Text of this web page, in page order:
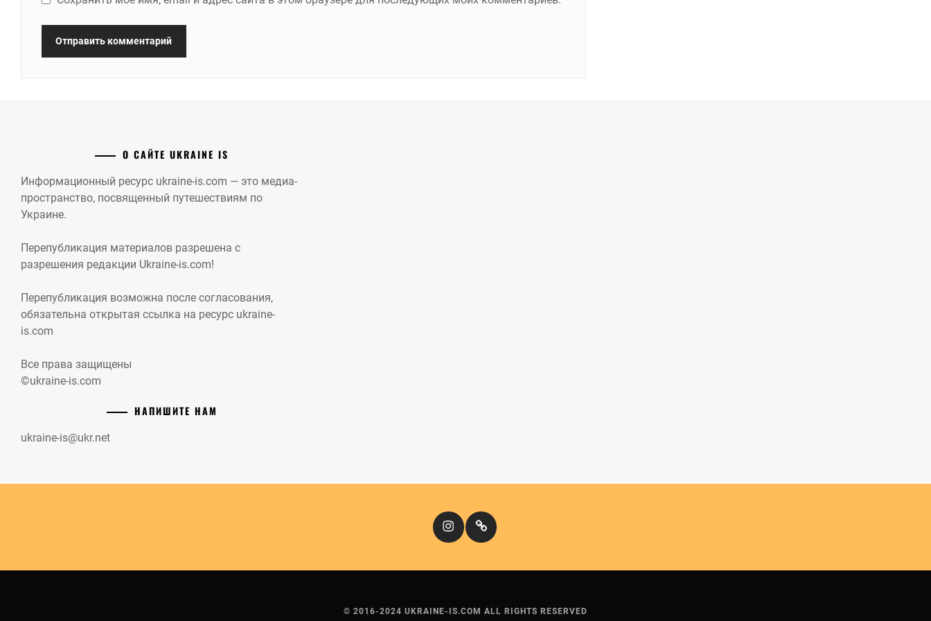
О САЙТЕ UKRAINE IS
Информационный ресурс ukraine-is.com — это медиа-
пространство, посвященный путешествиям по
Украине.
Перепубликация материалов разрешена с
разрешения редакции Ukraine-is.com!
Перепубликация возможна после согласования,
обязательна открытая ссылка на ресурс ukraine-
is.com
Все права защищены
©ukraine-is.com
НАПИШИТЕ НАМ
ukraine-is@ukr.net
InstagramКіномандри
© 2016-2024 UKRAINE-IS.COM ALL RIGHTS RESERVED